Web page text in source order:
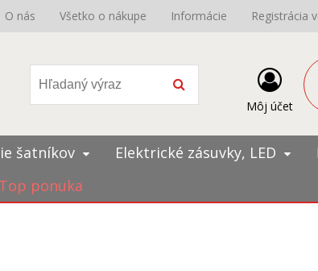
O nás Všetko o nákupe Informácie Registrácia
Môj účet
šatníkov Elektrické zásuvky, LED
Top ponuka